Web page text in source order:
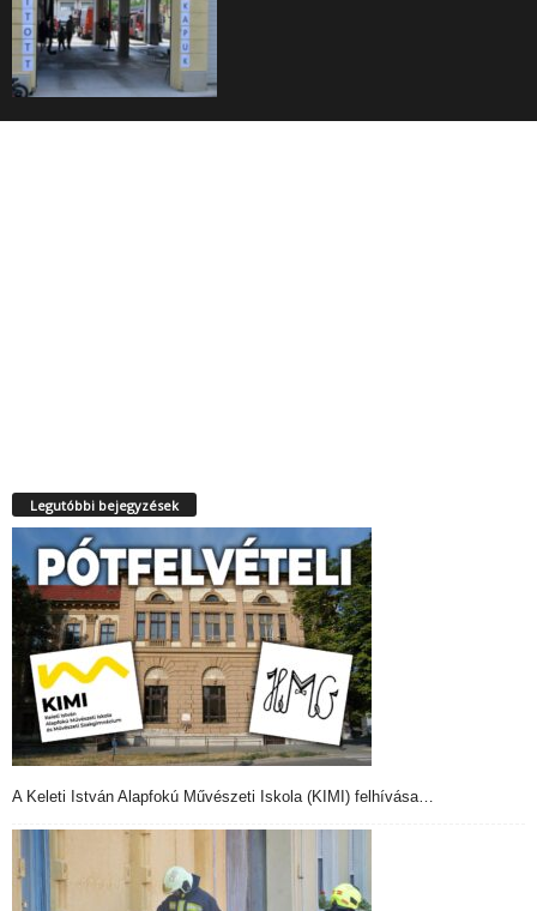
Legutóbbi bejegyzések
A Keleti István Alapfokú Művészeti Iskola (KIMI) felhívása…